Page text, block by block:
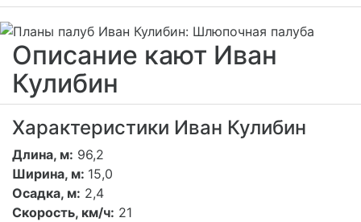
Описание кают Иван
Кулибин
Характеристики Иван Кулибин
Длина, м: 96,2
Ширина, м: 15,0
Осадка, м: 2,4
Скорость, км/ч: 21